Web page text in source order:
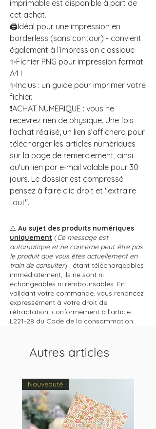
imprimable est disponible à part de
cet achat.
🖨️Idéal pour une impression en
borderless (sans contour) - convient
également à l’impression classique
✨Fichier PNG pour impression format
A4 !
✨Inclus : un guide pour imprimer votre
fichier.
❗ACHAT NUMERIQUE : vous ne
recevrez rien de physique. Une fois
l'achat réalisé, un lien s’affichera pour
télécharger les articles numériques
sur la page de remerciement, ainsi
qu'un lien par e‑mail valable pour 30
jours. Le dossier est compressé :
pensez à faire clic droit et "extraire
tout".
⚠️ Au sujet des produits numériques
uniquement (Ce message est
automatique et ne concerne peut-être pas
le produit que vous êtes actuellement en
train de consulter) : étant téléchargeables
immédiatement, ils ne sont ni
échangeables ni remboursables. En
validant votre commande, vous renoncez
expressément à votre droit de
rétractation, conformément à l’article
L221-28 du Code de la consommation.
Autres articles
Nouveauté